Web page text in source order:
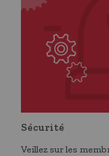
Sécurité
Veillez sur les